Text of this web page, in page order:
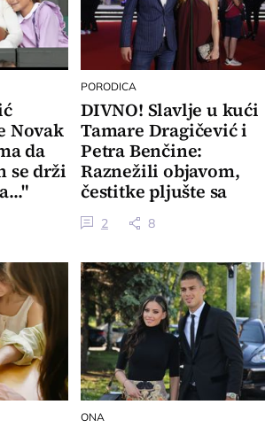
Novak
da
se drži
PORODICA
DIVNO! Slavlje u kući
Tamare Dragičević i
Petra Benčine:
Raznežili objavom,
čestitke pljušte sa
svih strana
2 8
ONA